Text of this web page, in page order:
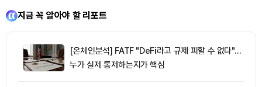
지금 꼭 알아야 할 리포트
[온체인분석] FATF "DeFi라고 규제 피할 수 없다"…
누가 실제 통제하는지가 핵심